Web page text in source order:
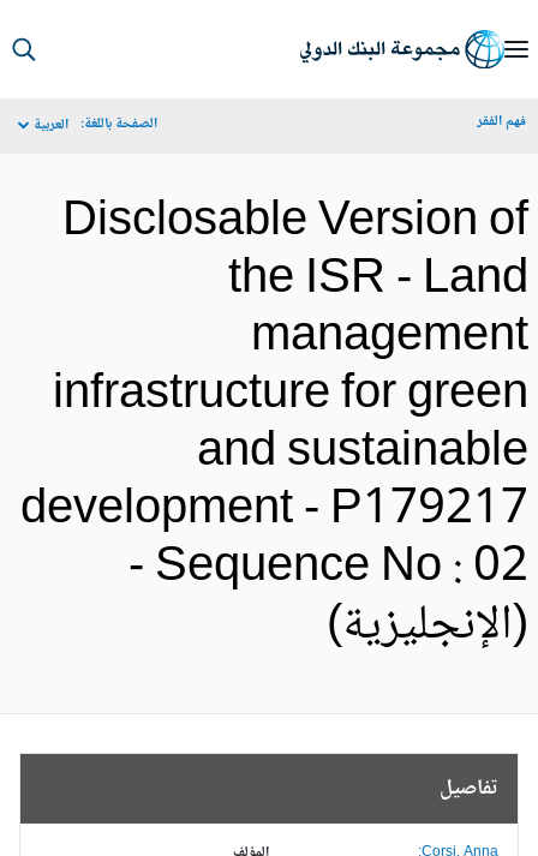
الفقر الصفحة باللغة: العربية
Disclosable Version
the ISR -
infrastructure for
and
development -
- Sequence No :
تفاصيل